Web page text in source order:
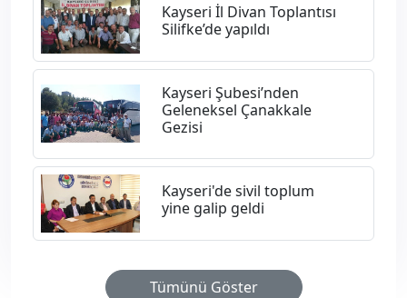
Kayseri İl Divan Toplantısı
Silifke’de yapıldı
Kayseri Şubesi’nden
Geleneksel Çanakkale
Gezisi
Kayseri'de sivil toplum
yine galip geldi
Tümünü Göster